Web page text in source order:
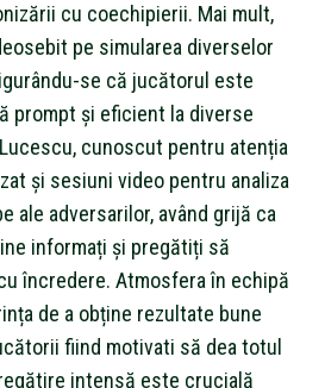
cu coechipierii. Mai mult,
pe simularea diverselor
se că jucătorul este
prompt și eficient la diverse
cunoscut pentru atenția
și sesiuni video pentru analiza
ale adversarilor, având grijă ca
informați și pregătiți să
încredere. Atmosfera în echipă
de a obține rezultate bune
fiind motivati să dea totul
intensă este crucială